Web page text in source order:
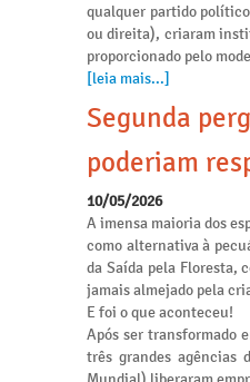
qualquer partido
ou direita), criaram
proporcionado pelo
[leia mais...]
Segunda
poderiam
10/05/2026
A imensa maioria dos
como alternativa à
da Saída pela Floresta,
jamais almejado pela
E foi o que aconteceu!
Após ser transformado
três grandes agências